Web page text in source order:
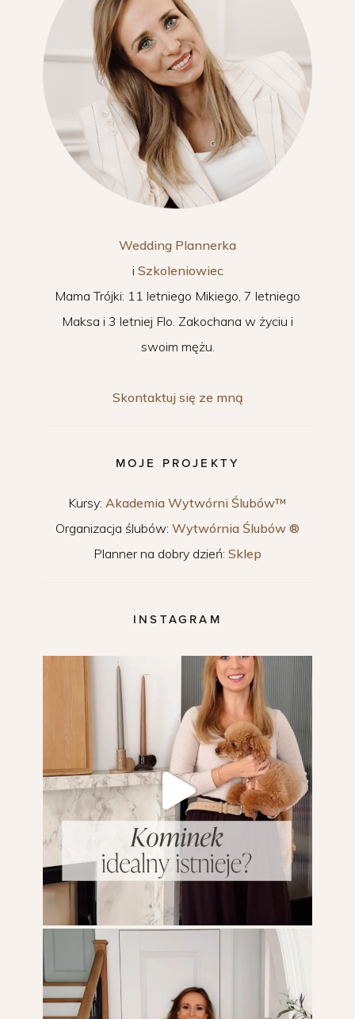
Wedding Plannerka
i Szkoleniowiec
Mama Trójki: 11 letniego Mikiego, 7 letniego
Maksa i 3 letniej Flo. Zakochana w życiu i
swoim mężu.
Skontaktuj się ze mną
MOJE PROJEKTY
Kursy: Akademia Wytwórni Ślubów™
Organizacja ślubów: Wytwórnia Ślubów ®
Planner na dobry dzień: Sklep
INSTAGRAM